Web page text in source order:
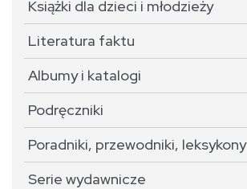
Książki dla dzieci i młodzieży
Literatura faktu
Albumy i katalogi
Podręczniki
Poradniki, przewodniki, leksykony
Serie wydawnicze